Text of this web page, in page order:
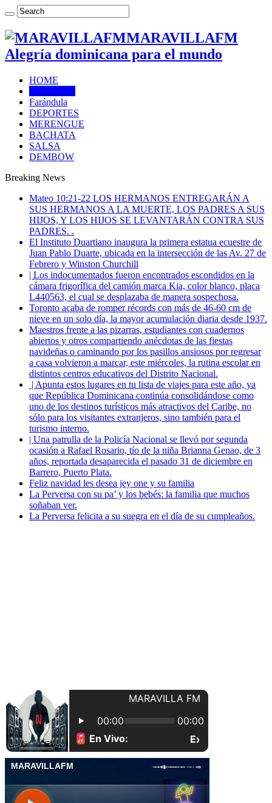
MARAVILLAFM
Alegría dominicana para el mundo
HOME
Farándula
DEPORTES
MERENGUE
BACHATA
SALSA
DEMBOW
Breaking News
Mateo 10:21-22 LOS HERMANOS ENTREGARÁN A
SUS HERMANOS A LA MUERTE, LOS PADRES A SUS
HIJOS, Y LOS HIJOS SE LEVANTARÁN CONTRA SUS
PADRES. .
El Instituto Duartiano inaugura la primera estatua ecuestre de
Juan Pablo Duarte, ubicada en la intersección de las Av. 27 de
Febrero y Winston Churchill
| Los indocumentados fueron encontrados escondidos en la
cámara frigorífica del camión marca Kia, color blanco, placa
L440563, el cual se desplazaba de manera sospechosa.
Toronto acaba de romper récords con más de 46-60 cm de
nieve en un solo día, la mayor acumulación diaria desde 1937.
Maestros frente a las pizarras, estudiantes con cuadernos
abiertos y otros compartiendo anécdotas de las fiestas
navideñas o caminando por los pasillos ansiosos por regresar
a casa volvieron a marcar, este miércoles, la rutina escolar en
distintos centros educativos del Distrito Nacional.
| Apunta estos lugares en tu lista de viajes para este año, ya
que República Dominicana continúa consolidándose como
uno de los destinos turísticos más atractivos del Caribe, no
sólo para los visitantes extranjeros, sino también para el
turismo interno.
| Una patrulla de la Policía Nacional se llevó por segunda
ocasión a Rafael Rosario, tío de la niña Brianna Genao, de 3
años, reportada desaparecida el pasado 31 de diciembre en
Barrero, Puerto Plata.
Feliz navidad les desea jey one y su familia
La Perversa con su pa’ y los bebés: la familia que muchos
soñaban ver.
La Perversa felicita a su suegra en el día de su cumpleaños.